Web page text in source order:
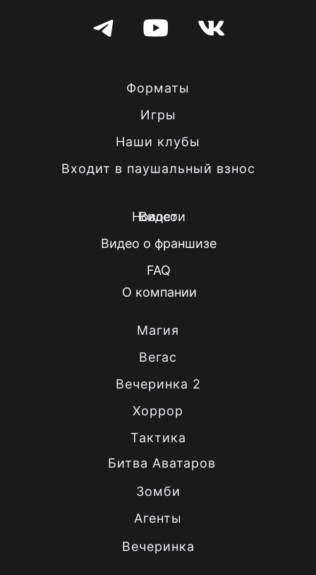
Вегас
Зомби
Агенты
Вечеринка
Тактика
Хоррор
Битва Аватаров
Магия
Вечеринка 2
FAQ
О компании
Видео о франшизе
Видео
Новости
Игры
Форматы
Входит в паушальный взнос
Наши клубы